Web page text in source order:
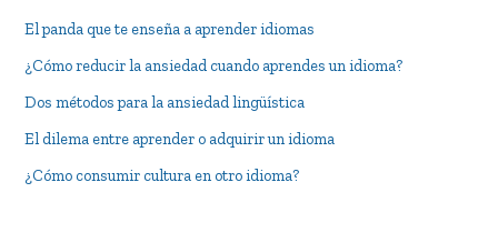
El panda que te enseña a aprender idiomas
¿Cómo reducir la ansiedad cuando aprendes un idioma?
Dos métodos para la ansiedad lingüística
El dilema entre aprender o adquirir un idioma
¿Cómo consumir cultura en otro idioma?